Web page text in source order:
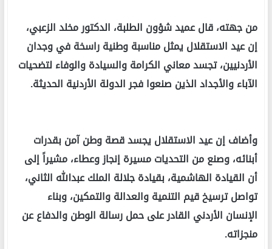
من جهته، قال عميد شؤون الطلبة، الدكتور مخلد الزعبي،
إن عيد الاستقلال يمثل مناسبة وطنية راسخة في وجدان
الأردنيين، تجسد معاني الكرامة والسيادة والوفاء لتضحيات
الآباء والأجداد الذين صنعوا فجر الدولة الأردنية الحديثة.
وأضاف إن عيد الاستقلال يجسد قصة وطن آمن بقدرات
أبنائه، وصنع من التحديات مسيرة إنجاز وعطاء، مشيراً إلى
أن القيادة الهاشمية، بقيادة جلالة الملك عبدالله الثاني،
تواصل ترسيخ قيم التنمية والعدالة والتمكين، وبناء
الإنسان الأردني القادر على حمل رسالة الوطن والدفاع عن
منجزاته.